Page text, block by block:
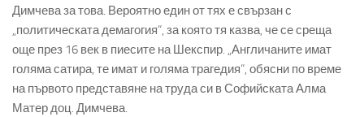
Димчева за това. Вероятно един от тях е свързан с
„политическата демагогия“, за която тя казва, че се среща
още през 16 век в пиесите на Шекспир. „Англичаните имат
голяма сатира, те имат и голяма трагедия“, обясни по време
на първото представяне на труда си в Софийската Алма
Матер доц. Димчева.